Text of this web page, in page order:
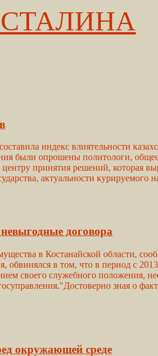
индекс влиятельности
были опрошены политологи,
принятия решений, которая
актуальности курируемого
договора
в Костанайской области,
в том, что в период с
своего служебного положения,
зная о
окружающей среде